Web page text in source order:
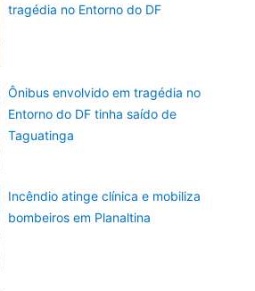
tragédia no Entorno do DF
Ônibus envolvido em tragédia no
Entorno do DF tinha saído de
Taguatinga
Incêndio atinge clínica e mobiliza
bombeiros em Planaltina